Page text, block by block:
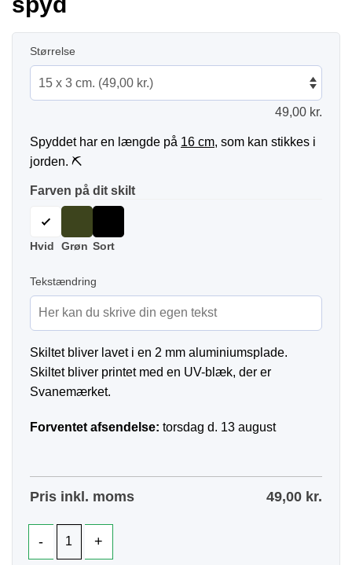
Størrelse
49,00 kr.
Spyddet har en længde på 16 cm, som kan stikkes i
jorden. ⛏
Farven på dit skilt
Hvid Grøn Sort
Tekstændring
Skiltet bliver lavet i en 2 mm aluminiumsplade.
Skiltet bliver printet med en UV-blæk, der er
Svanemærket.
Forventet afsendelse: torsdag d. 13 august
Pris inkl. moms 49,00 kr.